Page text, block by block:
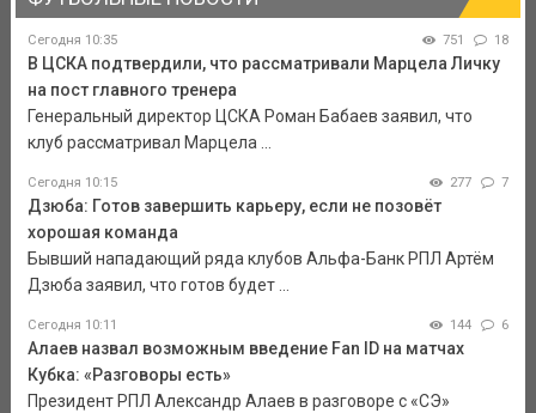
Сегодня 10:35 751 18
В ЦСКА подтвердили, что рассматривали Марцела Личку
на пост главного тренера
Генеральный директор ЦСКА Роман Бабаев заявил, что
клуб рассматривал Марцела ...
Сегодня 10:15 277 7
Дзюба: Готов завершить карьеру, если не позовёт
хорошая команда
Бывший нападающий ряда клубов Альфа-Банк РПЛ Артём
Дзюба заявил, что готов будет ...
Сегодня 10:11 144 6
Алаев назвал возможным введение Fan ID на матчах
Кубка: «Разговоры есть»
Президент РПЛ Александр Алаев в разговоре с «СЭ»